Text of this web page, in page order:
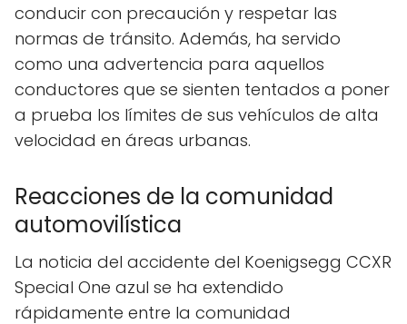
conducir con precaución y respetar las
normas de tránsito. Además, ha servido
como una advertencia para aquellos
conductores que se sienten tentados a poner
a prueba los límites de sus vehículos de alta
velocidad en áreas urbanas.
Reacciones de la comunidad
automovilística
La noticia del accidente del Koenigsegg CCXR
Special One azul se ha extendido
rápidamente entre la comunidad